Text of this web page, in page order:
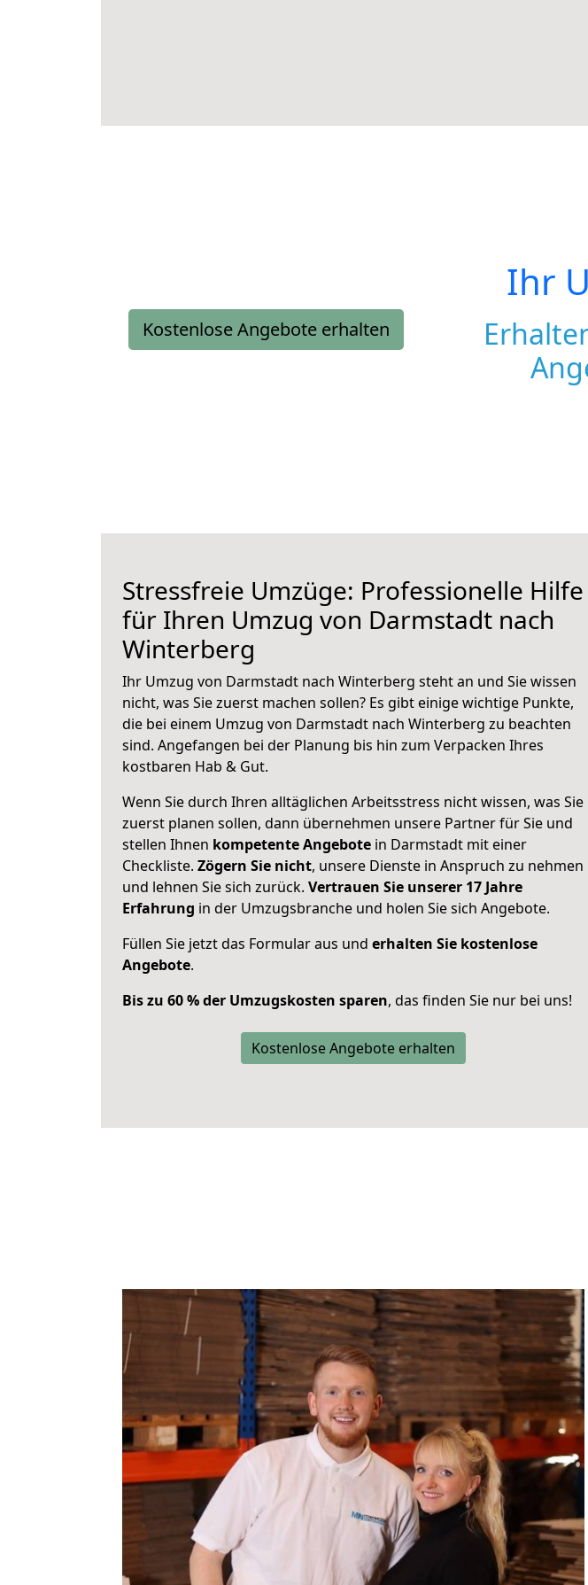
Kostenlose Angebote erhalten
Ihr
Stressfreie Umzüge: Professionelle Hilfe
für Ihren Umzug von Darmstadt nach
Winterberg
Ihr Umzug von Darmstadt nach Winterberg steht an und Sie wissen
nicht, was Sie zuerst machen sollen? Es gibt einige wichtige Punkte,
die bei einem Umzug von Darmstadt nach Winterberg zu beachten
sind. Angefangen bei der Planung bis hin zum Verpacken Ihres
kostbaren Hab & Gut.
Wenn Sie durch Ihren alltäglichen Arbeitsstress nicht wissen, was Sie
zuerst planen sollen, dann übernehmen unsere Partner für Sie und
stellen Ihnen kompetente Angebote in Darmstadt mit einer
Checkliste. Zögern Sie nicht, unsere Dienste in Anspruch zu nehmen
und lehnen Sie sich zurück. Vertrauen Sie unserer 17 Jahre
Erfahrung in der Umzugsbranche und holen Sie sich Angebote.
Füllen Sie jetzt das Formular aus und erhalten Sie kostenlose
Angebote.
Bis zu 60 % der Umzugskosten sparen, das finden Sie nur bei uns!
Kostenlose Angebote erhalten